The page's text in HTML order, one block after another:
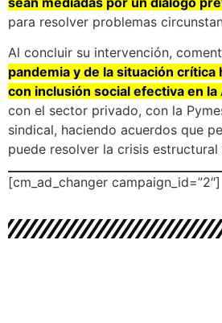
para resolver problemas
Al concluir su intervención,
pandemia y de la situación
con inclusión social efectiva en
con el sector privado, con la
sindical, haciendo acuerdos que
puede resolver la crisis estructural
[cm_ad_changer campaign_id=”2″]